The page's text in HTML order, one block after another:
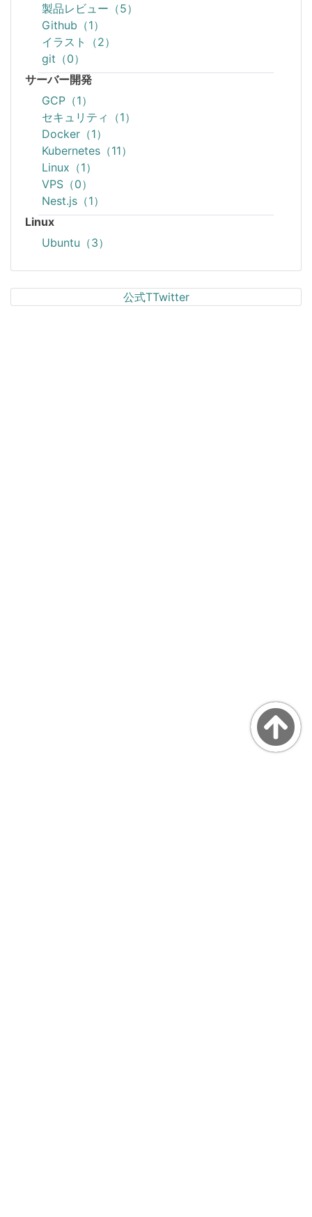
製品レビュー（5）
Github（1）
イラスト（2）
git（0）
サーバー開発
GCP（1）
セキュリティ（1）
Docker（1）
Kubernetes（11）
Linux（1）
VPS（0）
Nest.js（1）
Linux
Ubuntu（3）
公式TTwitter